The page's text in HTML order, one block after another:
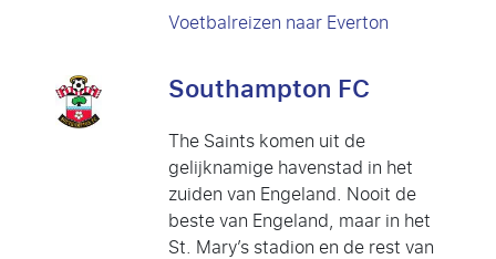
Voetbalreizen naar Everton
Southampton FC
The Saints komen uit de
gelijknamige havenstad in het
zuiden van Engeland. Nooit de
beste van Engeland, maar in het
St. Mary’s stadion en de rest van